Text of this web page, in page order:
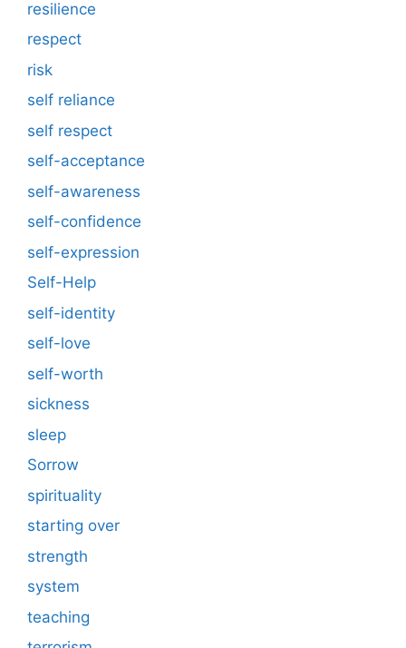
resilience
respect
risk
self reliance
self respect
self-acceptance
self-awareness
self-confidence
self-expression
Self-Help
self-identity
self-love
self-worth
sickness
sleep
Sorrow
spirituality
starting over
strength
system
teaching